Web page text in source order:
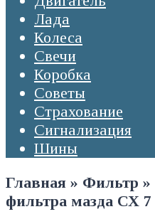
Лада
Колеса
Свечи
Коробка
Советы
Страхование
Сигнализация
Шины
Главная » Фильтр »
фильтра мазда СХ 7